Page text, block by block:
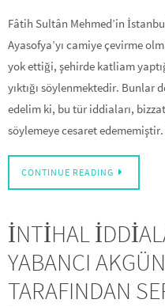
Fâtih Sultân Mehmed’in
Ayasofya’yı camiye çevirme
yok ettiği, şehirde katliam
yıktığı söylenmektedir. Bunlar
edelim ki, bu tür iddiaları,
söylemeye cesaret
CONTINUE READING
İNTİHAL
YABANCI
TARAFINDAN